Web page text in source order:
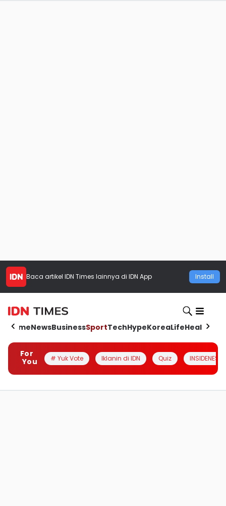
Baca artikel IDN Times lainnya di IDN App Install
HomeNewsBusinessSportTechHypeKoreaLifeHealth
For
You
# Yuk Vote Iklanin di IDN Quiz INSIDENESIA